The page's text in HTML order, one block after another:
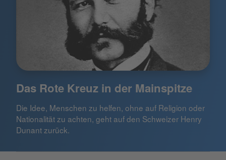
Das Rote Kreuz in der Mainspitze
Die Idee, Menschen zu helfen, ohne auf Religion oder
Nationalität zu achten, geht auf den Schweizer Henry
Dunant zurück.